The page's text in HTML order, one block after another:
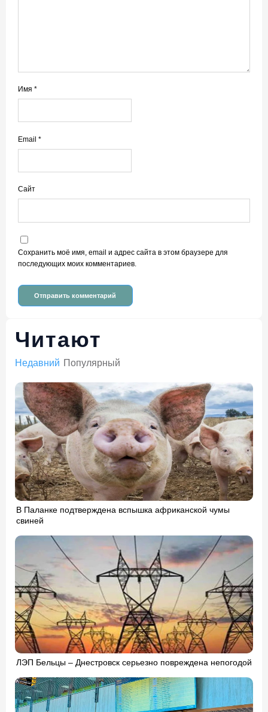
Имя *
Email *
Сайт
Сохранить моё имя, email и адрес сайта в этом браузере для
последующих моих комментариев.
Читают
Недавний Популярный
В Паланке подтверждена вспышка африканской чумы
свиней
ЛЭП Бельцы – Днестровск серьезно повреждена непогодой